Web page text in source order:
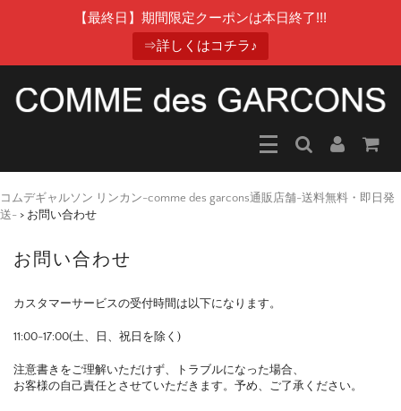
【最終日】期間限定クーポンは本日終了!!!
⇒詳しくはコチラ♪
コムデギャルソン リンカン-comme des garcons通販店舗-送料無料・即日発
送- > お問い合わせ
お問い合わせ
カスタマーサービスの受付時間は以下になります。
11:00-17:00(土、日、祝日を除く)
注意書きをご理解いただけず、トラブルになった場合、
お客様の自己責任とさせていただきます。予め、ご了承ください。